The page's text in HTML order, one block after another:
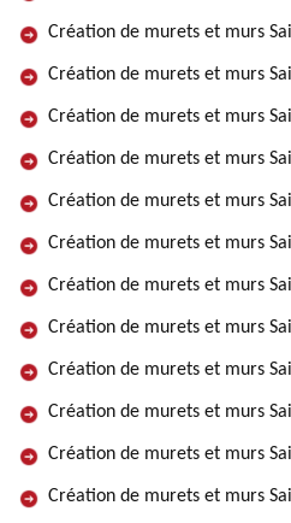
Création de murets et murs
Création de murets et murs
Création de murets et murs
Création de murets et murs
Création de murets et murs
Création de murets et murs
Création de murets et murs
Création de murets et murs
Création de murets et murs
Création de murets et murs
Création de murets et murs
Création de murets et murs